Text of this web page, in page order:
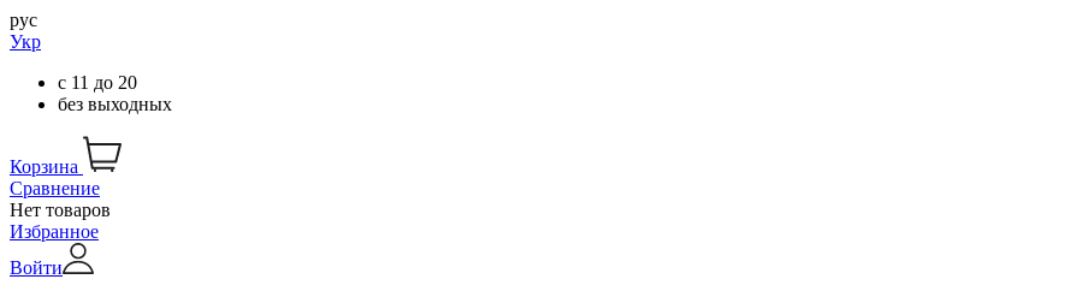
рус
Укр
с 11 до 20
без выходных
Корзина
Сравнение
Нет товаров
Избранное
Войти